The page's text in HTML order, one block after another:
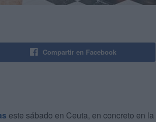
Compartir en Facebook
este sábado en Ceuta, en concreto en la